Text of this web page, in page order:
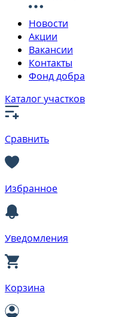
Новости
Акции
Вакансии
Контакты
Фонд добра
Каталог участков
Сравнить
Избранное
Уведомления
Корзина